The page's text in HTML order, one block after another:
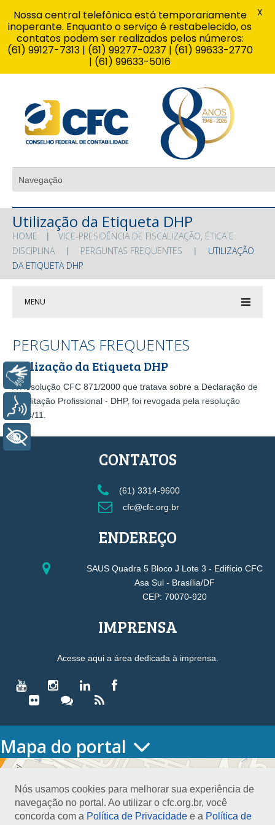
Utilização da Etiqueta DHP
HOME
VICE-PRESIDÊNCIA DE FISCALIZAÇÃO, ÉTICA E
DISCIPLINA
PERGUNTAS FREQUENTES
UTILIZAÇÃO
DA ETIQUETA DHP
MENU
PERGUNTAS FREQUENTES
Utilização da Etiqueta DHP
A Resolução CFC 871/2000 que tratava sobre a Declaração de
Habilitação Profissional - DHP, foi revogada pela resolução
1364/11.
Nós usamos cookies para melhorar sua experiência de
navegação no portal. Ao utilizar o cfc.org.br, você
concorda com a Política de Privacidade e a Política de
CONTATOS
(61) 3314-9600
cfc@cfc.org.br
ENDEREÇO
SAUS Quadra 5 Bloco J Lote 3 - Edifício CFC
Asa Sul - Brasília/DF
CEP: 70070-920
IMPRENSA
Acesse aqui a área dedicada à imprensa.
Mapa do portal
HOME
Conselho Diretor
Nossa Sede
Planejamento
Nossa central telefônica está temporariamente
inoperante. Enquanto o serviço é restabelecido, os
contatos podem ser realizados pelos números:
(61) 99127-7313 | (61) 99277-0237 | (61) 99633-2770
| (61) 99633-5016
X
Libras
Voz
+ Acessibilidade